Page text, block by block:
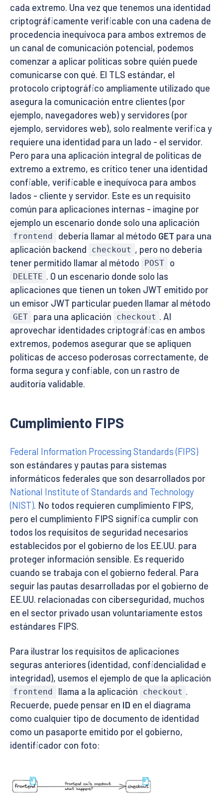
cada extremo. Una vez que tenemos una identidad
criptográficamente verificable con una cadena de
procedencia inequívoca para ambos extremos de
un canal de comunicación potencial, podemos
comenzar a aplicar políticas sobre quién puede
comunicarse con qué. El TLS estándar, el
protocolo criptográfico ampliamente utilizado que
asegura la comunicación entre clientes (por
ejemplo, navegadores web) y servidores (por
ejemplo, servidores web), solo realmente verifica y
requiere una identidad para un lado - el servidor.
Pero para una aplicación integral de políticas de
extremo a extremo, es crítico tener una identidad
confiable, verificable e inequívoca para ambos
lados - cliente y servidor. Este es un requisito
común para aplicaciones internas - imagine por
ejemplo un escenario donde solo una aplicación
frontend debería llamar al método GET para una
aplicación backend
checkout , pero no debería
tener permitido llamar al método
POST o
DELETE . O un escenario donde solo las
aplicaciones que tienen un token JWT emitido por
un emisor JWT particular pueden llamar al método
GET para una aplicación checkout . Al
aprovechar identidades criptográficas en ambos
extremos, podemos asegurar que se apliquen
políticas de acceso poderosas correctamente, de
forma segura y confiable, con un rastro de
auditoría validable.
Cumplimiento FIPS
Federal Information Processing Standards (FIPS)
son estándares y pautas para sistemas
informáticos federales que son desarrollados por
National Institute of Standards and Technology
(NIST). No todos requieren cumplimiento FIPS,
pero el cumplimiento FIPS significa cumplir con
todos los requisitos de seguridad necesarios
establecidos por el gobierno de los EE.UU. para
proteger información sensible. Es requerido
cuando se trabaja con el gobierno federal. Para
seguir las pautas desarrolladas por el gobierno de
EE.UU. relacionadas con ciberseguridad, muchos
en el sector privado usan voluntariamente estos
estándares FIPS.
Para ilustrar los requisitos de aplicaciones
seguras anteriores (identidad, confidencialidad e
integridad), usemos el ejemplo de que la aplicación
frontend llama a la aplicación checkout .
Recuerde, puede pensar en ID en el diagrama
como cualquier tipo de documento de identidad
como un pasaporte emitido por el gobierno,
identificador con foto: